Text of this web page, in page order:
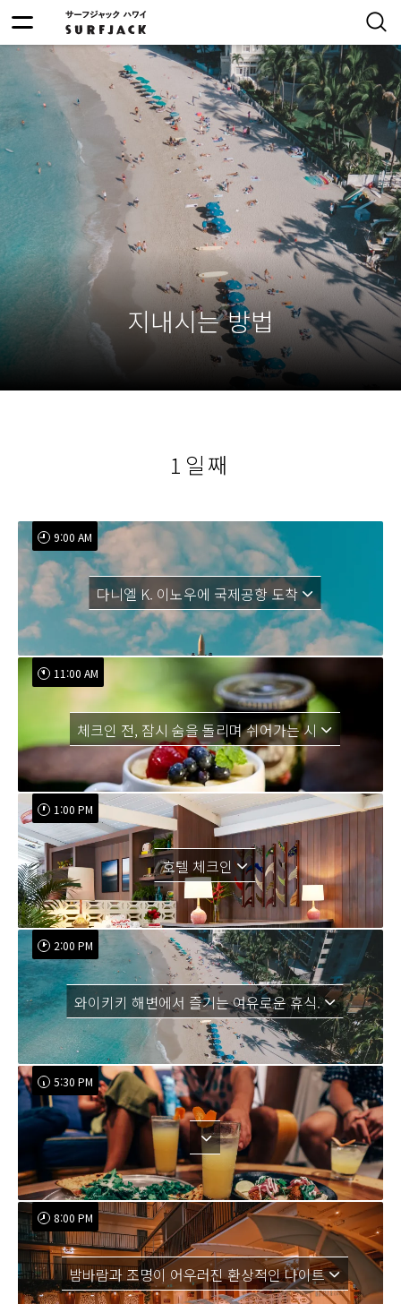
지내시는 방법
1일째
다니엘 K. 이노우에 국제공항 도착
9:00 AM
체크인 전, 잠시 숨을 돌리며 쉬어가는 시
11:00 AM
호텔 체크인
1:00 PM
와이키키 해변에서 즐기는 여유로운 휴식.
2:00 PM
5:30 PM
밤바람과 조명이 어우러진 환상적인 나이트
8:00 PM